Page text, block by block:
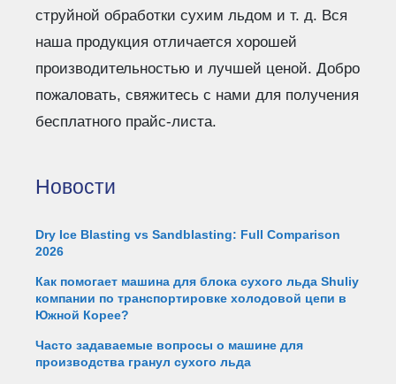
струйной обработки сухим льдом и т. д. Вся
наша продукция отличается хорошей
производительностью и лучшей ценой. Добро
пожаловать, свяжитесь с нами для получения
бесплатного прайс-листа.
Новости
Dry Ice Blasting vs Sandblasting: Full Comparison
2026
Как помогает машина для блока сухого льда Shuliy
компании по транспортировке холодовой цепи в
Южной Корее?
Часто задаваемые вопросы о машине для
производства гранул сухого льда